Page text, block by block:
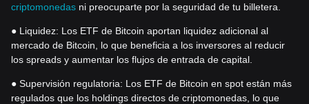
criptomonedas ni preocuparte por la seguridad de tu billetera.
● Liquidez: Los ETF de Bitcoin aportan liquidez adicional al
mercado de Bitcoin, lo que beneficia a los inversores al reducir
los spreads y aumentar los flujos de entrada de capital.
● Supervisión regulatoria: Los ETF de Bitcoin en spot están más
regulados que los holdings directos de criptomonedas, lo que